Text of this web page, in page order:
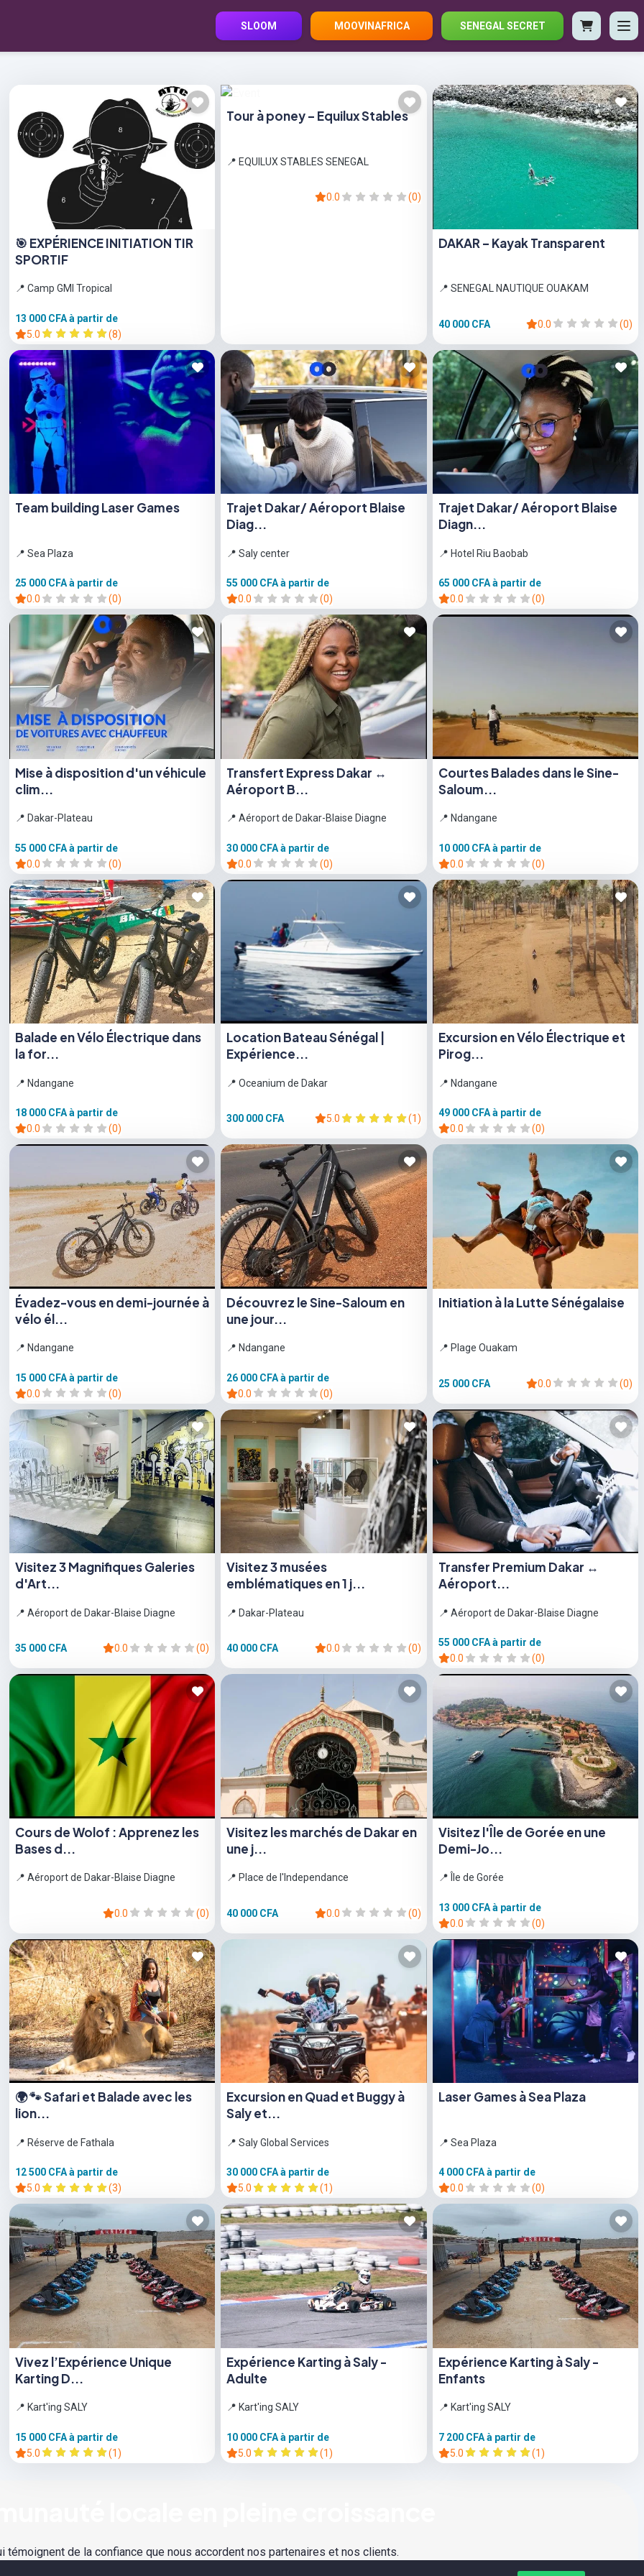
SLOOM MOOVINAFRICA SENEGAL SECRET
🎯 EXPÉRIENCE INITIATION TIR
SPORTIF
📍 Camp GMI Tropical
13 000 CFAà partir de
5.0
(8)
Tour à poney – Equilux Stables
📍 EQUILUX STABLES SENEGAL
0.0 (0)
DAKAR – Kayak Transparent
📍 SENEGAL NAUTIQUE OUAKAM
40 000 CFA 0.0 (0)
Team building Laser Games
📍 Sea Plaza
25 000 CFAà partir de
0.0
(0)
Trajet Dakar/ Aéroport Blaise
Diag...
📍 Saly center
55 000 CFAà partir de
0.0
(0)
Trajet Dakar/ Aéroport Blaise
Diagn...
📍 Hotel Riu Baobab
65 000 CFAà partir de
0.0
(0)
Mise à disposition d'un véhicule
clim...
📍 Dakar-Plateau
55 000 CFAà partir de
0.0
(0)
Transfert Express Dakar ↔
Aéroport B...
📍 Aéroport de Dakar-Blaise Diagne
30 000 CFAà partir de
0.0
(0)
Courtes Balades dans le Sine-
Saloum...
📍 Ndangane
10 000 CFAà partir de
0.0
(0)
Balade en Vélo Électrique dans
la for...
📍 Ndangane
18 000 CFAà partir de
0.0
(0)
Location Bateau Sénégal |
Expérience...
📍 Oceanium de Dakar
300 000 CFA 5.0 (1)
Excursion en Vélo Électrique et
Pirog...
📍 Ndangane
49 000 CFAà partir de
0.0
(0)
Évadez-vous en demi-journée à
vélo él...
📍 Ndangane
15 000 CFAà partir de
0.0
(0)
Découvrez le Sine-Saloum en
une jour...
📍 Ndangane
26 000 CFAà partir de
0.0
(0)
Initiation à la Lutte Sénégalaise
📍 Plage Ouakam
25 000 CFA 0.0 (0)
Visitez 3 Magnifiques Galeries
d'Art...
📍 Aéroport de Dakar-Blaise Diagne
35 000 CFA 0.0 (0)
Visitez 3 musées
emblématiques en 1 j...
📍 Dakar-Plateau
40 000 CFA 0.0 (0)
Transfer Premium Dakar ↔
Aéroport...
📍 Aéroport de Dakar-Blaise Diagne
55 000 CFAà partir de
0.0
(0)
Cours de Wolof : Apprenez les
Bases d...
📍 Aéroport de Dakar-Blaise Diagne
0.0 (0)
Visitez les marchés de Dakar en
une j...
📍 Place de l'Independance
40 000 CFA 0.0 (0)
Visitez l'Île de Gorée en une
Demi-Jo...
📍 Île de Gorée
13 000 CFAà partir de
0.0
(0)
🌍 🐾 Safari et Balade avec les
lion...
📍 Réserve de Fathala
12 500 CFAà partir de
5.0
(3)
Excursion en Quad et Buggy à
Saly et...
📍 Saly Global Services
30 000 CFAà partir de
5.0
(1)
Laser Games à Sea Plaza
📍 Sea Plaza
4 000 CFAà partir de
0.0
(0)
Vivez l’Expérience Unique
Karting D...
📍 Kart'ing SALY
15 000 CFAà partir de
5.0
(1)
Expérience Karting à Saly -
Adulte
📍 Kart'ing SALY
10 000 CFAà partir de
5.0
(1)
Expérience Karting à Saly -
Enfants
📍 Kart'ing SALY
7 200 CFAà partir de
5.0
(1)
témoignent de la confiance que nous accordent nos partenaires et nos clients.